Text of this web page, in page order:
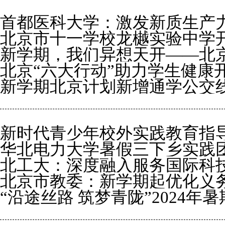
首都医科大学：激发新质生产
北京市十一学校龙樾实验中学
新学期，我们异想天开——北
典礼报道
北京“六大行动”助力学生健康
新学期北京计划新增通学公交
新时代青少年校外实践教育指
版了！
华北电力大学暑假三下乡实践
北工大：深度融入服务国际科
北京市教委：新学期起优化义
间
“沿途丝路 筑梦青陇”2024年
陇大地五路并行挺膺担当